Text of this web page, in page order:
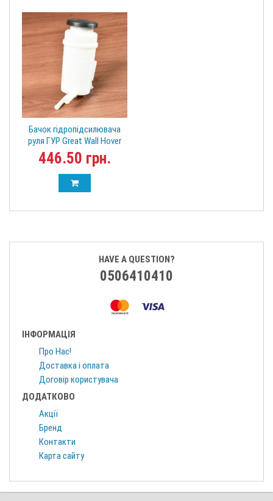
Бачок гідропідсилювача
руля ГУР Great Wall Hover
3408100-K00
446.50 грн.
HAVE A QUESTION?
0506410410
ІНФОРМАЦІЯ
Про Нас!
Доставка і оплата
Договір користувача
ДОДАТКОВО
Акції
Бренд
Контакти
Карта сайту